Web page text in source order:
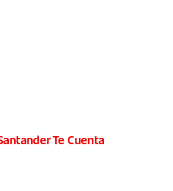
Te Cuenta